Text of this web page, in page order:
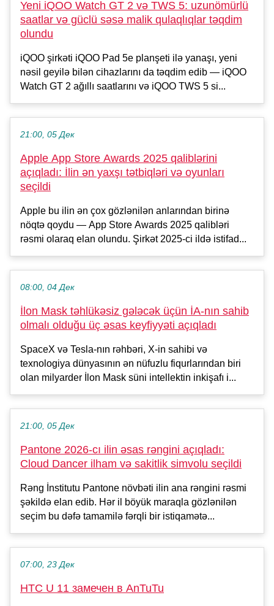
Yeni iQOO Watch GT 2 və TWS 5: uzunömürlü
saatlar və güclü səsə malik qulaqlıqlar təqdim
olundu
iQOO şirkəti iQOO Pad 5e planşeti ilə yanaşı, yeni
nəsil geyilə bilən cihazlarını da təqdim edib — iQOO
Watch GT 2 ağıllı saatlarını və iQOO TWS 5 si...
21:00, 05 Дек
Apple App Store Awards 2025 qaliblərini
açıqladı: İlin ən yaxşı tətbiqləri və oyunları
seçildi
Apple bu ilin ən çox gözlənilən anlarından birinə
nöqtə qoydu — App Store Awards 2025 qalibləri
rəsmi olaraq elan olundu. Şirkət 2025-ci ildə istifad...
08:00, 04 Дек
İlon Mask təhlükəsiz gələcək üçün İA-nın sahib
olmalı olduğu üç əsas keyfiyyəti açıqladı
SpaceX və Tesla-nın rəhbəri, X-in sahibi və
texnologiya dünyasının ən nüfuzlu fiqurlarından biri
olan milyarder İlon Mask süni intellektin inkişafı i...
21:00, 05 Дек
Pantone 2026-cı ilin əsas rəngini açıqladı:
Cloud Dancer ilham və sakitlik simvolu seçildi
Rəng İnstitutu Pantone növbəti ilin ana rəngini rəsmi
şəkildə elan edib. Hər il böyük maraqla gözlənilən
seçim bu dəfə tamamilə fərqli bir istiqamətə...
07:00, 23 Дек
HTC U 11 замечен в AnTuTu